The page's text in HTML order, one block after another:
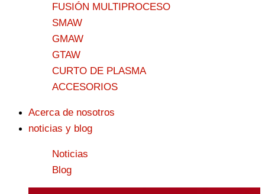
FUSIÓN MULTIPROCESO
SMAW
GMAW
GTAW
CURTO DE PLASMA
ACCESORIOS
Acerca de nosotros
noticias y blog
Noticias
Blog